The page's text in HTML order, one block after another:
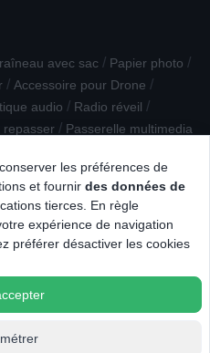
les préférences de
et fournir des données de
tierces. En règle
expérience de navigation
préférer désactiver les cookies
avec sac / Papier photo /
/ Accessoire pour Drone /
audio / Radio réveil /
repasser / Passerelle multimedia
portable /
Passerelle Réseau /
Four Ecoclean / Hydrolyse
du linge /
/ lecteur MP3 - vidéo
/ Unité centrale